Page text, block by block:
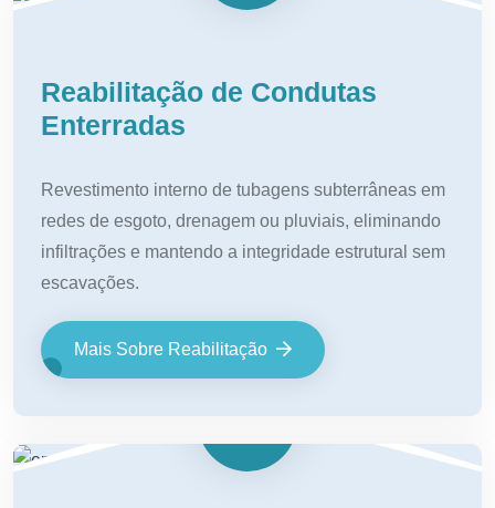
Reabilitação de Condutas
Enterradas
Revestimento interno de tubagens subterrâneas em
redes de esgoto, drenagem ou pluviais, eliminando
infiltrações e mantendo a integridade estrutural sem
escavações.
Mais Sobre Reabilitação